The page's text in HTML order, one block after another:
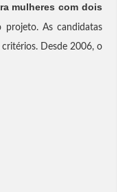
mulheres com dois
As candidatas
Desde 2006, o